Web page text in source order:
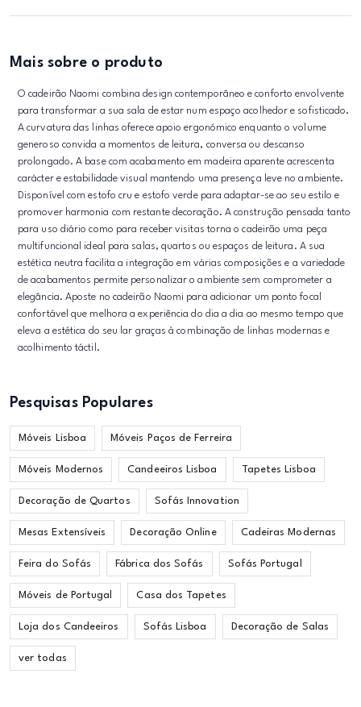
Mais sobre o produto
O cadeirão Naomi combina design contemporâneo e conforto envolvente
para transformar a sua sala de estar num espaço acolhedor e sofisticado.
A curvatura das linhas oferece apoio ergonómico enquanto o volume
generoso convida a momentos de leitura, conversa ou descanso
prolongado. A base com acabamento em madeira aparente acrescenta
carácter e estabilidade visual mantendo uma presença leve no ambiente.
Disponível com estofo cru e estofo verde para adaptar-se ao seu estilo e
promover harmonia com restante decoração. A construção pensada tanto
para uso diário como para receber visitas torna o cadeirão uma peça
multifuncional ideal para salas, quartos ou espaços de leitura. A sua
estética neutra facilita a integração em várias composições e a variedade
de acabamentos permite personalizar o ambiente sem comprometer a
elegância. Aposte no cadeirão Naomi para adicionar um ponto focal
confortável que melhora a experiência do dia a dia ao mesmo tempo que
eleva a estética do seu lar graças à combinação de linhas modernas e
acolhimento táctil.
Pesquisas Populares
Móveis Lisboa Móveis Paços de Ferreira
Móveis Modernos Candeeiros Lisboa Tapetes Lisboa
Decoração de Quartos Sofás Innovation
Mesas Extensíveis Decoração Online Cadeiras Modernas
Feira do Sofás Fábrica dos Sofás Sofás Portugal
Móveis de Portugal Casa dos Tapetes
Loja dos Candeeiros Sofás Lisboa Decoração de Salas
ver todas